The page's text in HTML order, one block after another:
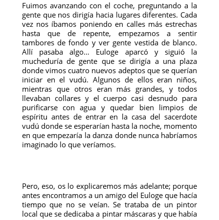
Fuimos avanzando con el coche, preguntando a la
gente que nos dirigía hacia lugares diferentes. Cada
vez nos íbamos poniendo en calles más estrechas
hasta que de repente, empezamos a sentir
tambores de fondo y ver gente vestida de blanco.
Allí pasaba algo… Euloge aparcó y siguió la
mucheduría de gente que se dirigía a una plaza
donde vimos cuatro nuevos adeptos que se querían
iniciar en el vudú. Algunos de ellos eran niños,
mientras que otros eran más grandes, y todos
llevaban collares y el cuerpo casi desnudo para
purificarse con agua y quedar bien limpios de
espíritu antes de entrar en la casa del sacerdote
vudú donde se esperarían hasta la noche, momento
en que empezaría la danza donde nunca habríamos
imaginado lo que veríamos.
Pero, eso, os lo explicaremos más adelante; porque
antes encontramos a un amigo del Euloge que hacía
tiempo que no se veían. Se trataba de un pintor
local que se dedicaba a pintar máscaras y que había